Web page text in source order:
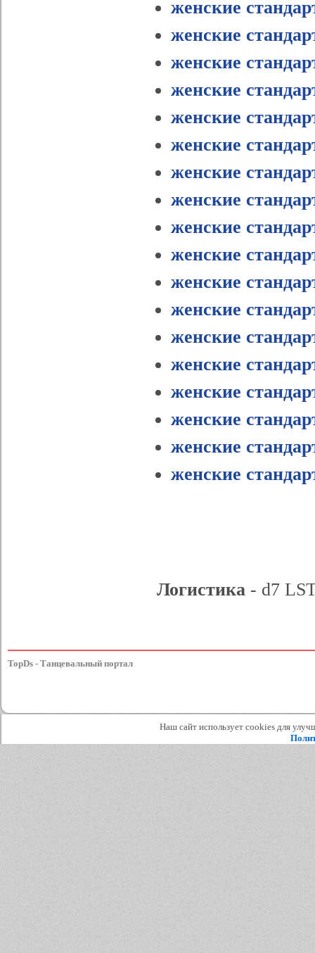
женские
женские
женские
женские
женские
женские
женские
женские
женские
женские
женские
женские
женские
женские
женские
женские
женские
женские
Логистика - d7
TopDs - Танцевальный портал
Наш сайт использует cookies для